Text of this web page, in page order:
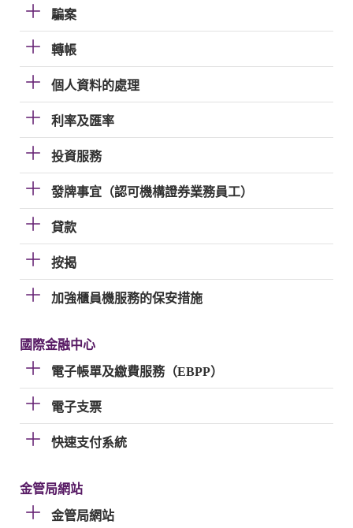
騙案
轉帳
個人資料的處理
利率及匯率
投資服務
發牌事宜（認可機構證券業務員工）
貸款
按揭
加強櫃員機服務的保安措施
國際金融中心
電子帳單及繳費服務（EBPP）
電子支票
快速支付系統
金管局網站
金管局網站